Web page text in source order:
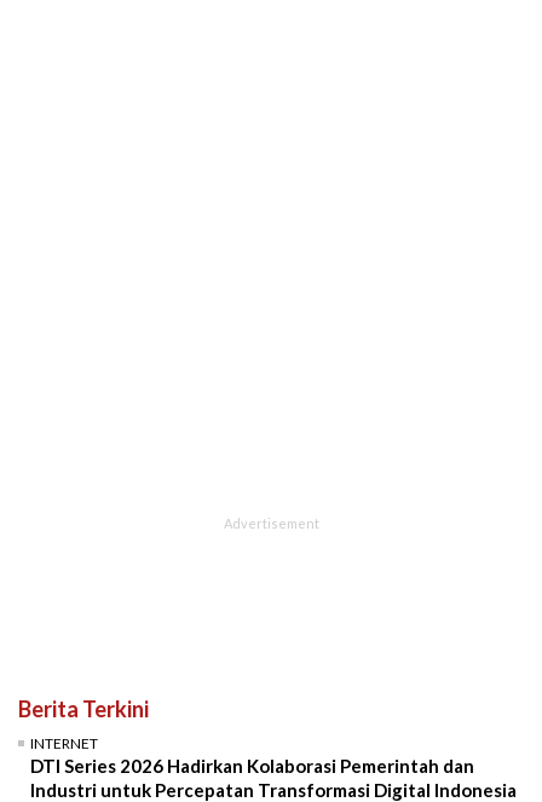
Berita Terkini
INTERNET
DTI Series 2026 Hadirkan Kolaborasi Pemerintah dan
Industri untuk Percepatan Transformasi Digital Indonesia